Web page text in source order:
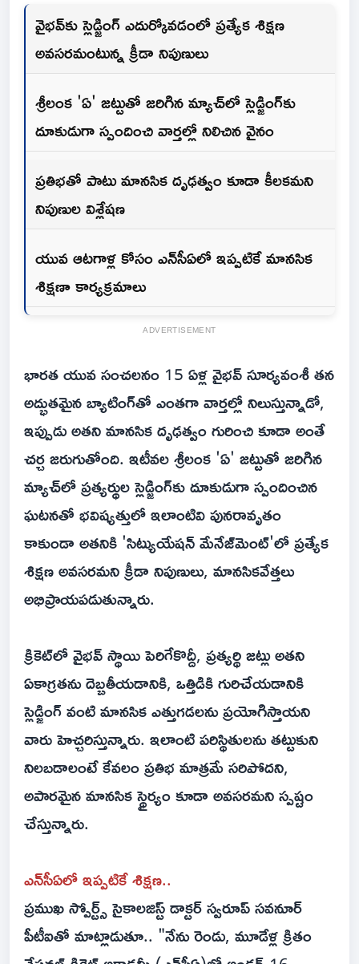
వైభవ్‌కు స్లెడ్జింగ్ ఎదుర్కోవడంలో ప్రత్యేక శిక్షణ
అవసరమంటున్న క్రీడా నిపుణులు
శ్రీలంక 'ఏ' జట్టుతో జరిగిన మ్యాచ్‌లో స్లెడ్జింగ్‌కు
దూకుడుగా స్పందించి వార్త‌ల్లో నిలిచిన వైనం
ప్రతిభతో పాటు మానసిక దృఢత్వం కూడా కీలకమని
నిపుణుల విశ్లేషణ
యువ ఆటగాళ్ల కోసం ఎన్‌సీఏలో ఇప్పటికే మానసిక
శిక్షణా కార్యక్రమాలు
ADVERTISEMENT
భారత యువ సంచలనం 15 ఏళ్ల వైభవ్ సూర్యవంశీ తన
అద్భుతమైన బ్యాటింగ్‌తో ఎంతగా వార్తల్లో నిలుస్తున్నాడో,
ఇప్పుడు అతని మానసిక దృఢత్వం గురించి కూడా అంతే
చర్చ జరుగుతోంది. ఇటీవల శ్రీలంక 'ఏ' జట్టుతో జరిగిన
మ్యాచ్‌లో ప్రత్యర్థుల స్లెడ్జింగ్‌కు దూకుడుగా స్పందించిన
ఘటనతో భవిష్యత్తులో ఇలాంటివి పునరావృతం
కాకుండా అతనికి 'సిట్యుయేషన్ మేనేజ్‌మెంట్'లో ప్రత్యేక
శిక్షణ అవసరమని క్రీడా నిపుణులు, మానసికవేత్తలు
అభిప్రాయపడుతున్నారు.
క్రికెట్‌లో వైభవ్ స్థాయి పెరిగేకొద్దీ, ప్రత్యర్థి జట్లు అతని
ఏకాగ్రతను దెబ్బతీయడానికి, ఒత్తిడికి గురిచేయడానికి
స్లెడ్జింగ్ వంటి మానసిక ఎత్తుగడలను ప్రయోగిస్తాయని
వారు హెచ్చరిస్తున్నారు. ఇలాంటి పరిస్థితులను తట్టుకుని
నిలబడాలంటే కేవలం ప్రతిభ మాత్రమే సరిపోదని,
అపారమైన మానసిక స్థైర్యం కూడా అవసరమని స్పష్టం
చేస్తున్నారు.
ఎన్‌సీఏలో ఇప్పటికే శిక్షణ..
ప్రముఖ స్పోర్ట్స్ సైకాలజిస్ట్ డాక్టర్ స్వరూప్ సవనూర్
పీటీఐతో మాట్లాడుతూ.. "నేను రెండు, మూడేళ్ల క్రితం